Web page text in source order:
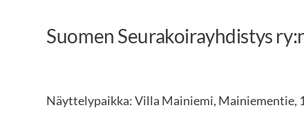
Suomen Seurakoirayhdistys
Näyttelypaikka: Villa Mainiemi, Mainiementie,